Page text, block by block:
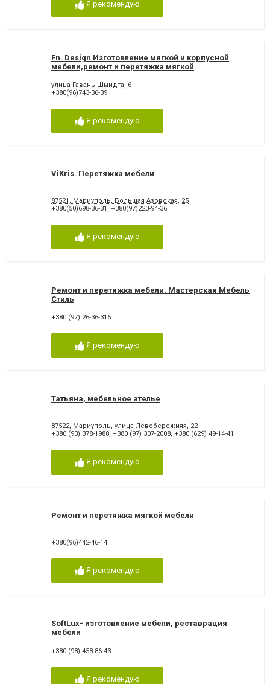
Я рекомендую
Fn. Design Изготовление мягкой и корпусной
мебели,ремонт и перетяжка мягкой
улица Гавань Шмидта, 6
+380(96)743-36-39
Я рекомендую
ViKris. Перетяжка мебели
87521, Мариуполь, Большая Азовская, 25
+380(50)698-36-31 , +380(97)220-94-36
Я рекомендую
Ремонт и перетяжка мебели. Мастерская Мебель
Стиль
+380 (97) 26-36-316
Я рекомендую
Татьяна, мебельное ателье
87522, Мариуполь, улица Левобережняя, 22
+380 (93) 378-1988, +380 (97) 307-2008, +380 (629) 49-14-41
Я рекомендую
Ремонт и перетяжка мягкой мебели
+380(96)442-46-14
Я рекомендую
SoftLux- изготовление мебели, реставрация
мебели
+380 (98) 458-86-43
Я рекомендую